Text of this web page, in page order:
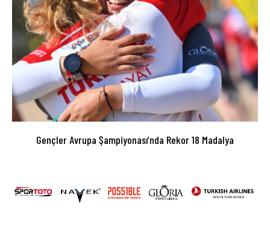
Gençler Avrupa Şampiyonası’nda Rekor 18 Madalya